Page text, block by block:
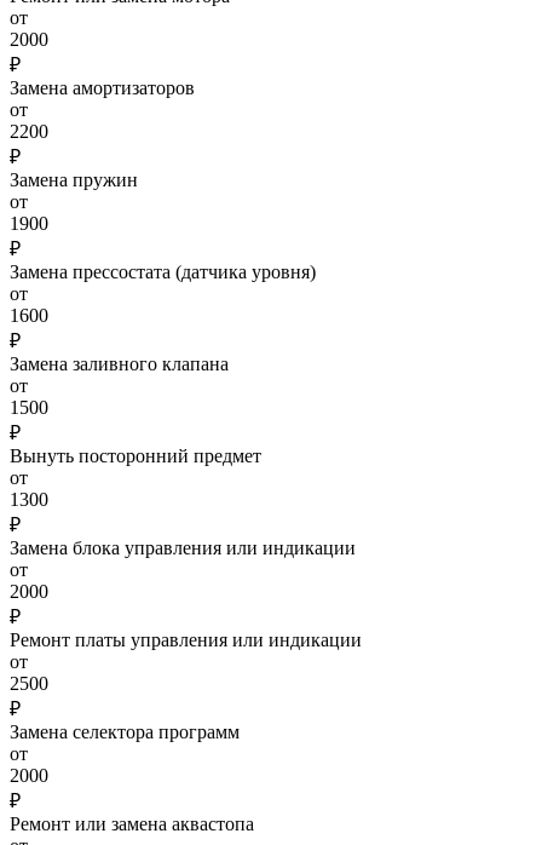
от
2000
₽
Замена амортизаторов
от
2200
₽
Замена пружин
от
1900
₽
Замена прессостата (датчика уровня)
от
1600
₽
Замена заливного клапана
от
1500
₽
Вынуть посторонний предмет
от
1300
₽
Замена блока управления или индикации
от
2000
₽
Ремонт платы управления или индикации
от
2500
₽
Замена селектора программ
от
2000
₽
Ремонт или замена аквастопа